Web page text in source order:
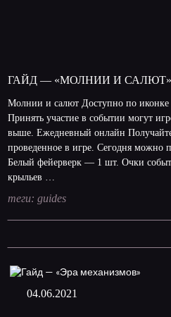
ГАЙД — «МОЛНИИ И САЛЮТ»
Молнии и салют Доступно по
Принять участие в событии могут
выше. Ежедневный онлайн
проведенное в игре. Сегодня можно
Белый фейерверк — 1 шт. Очки
крыльев …
теги: guides
04.06.2021